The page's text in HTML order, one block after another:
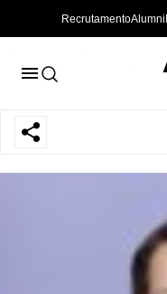
RecrutamentoAlumni